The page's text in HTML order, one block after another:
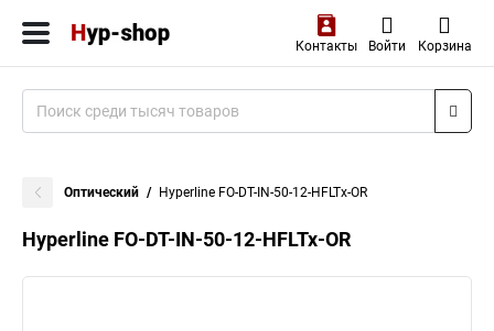
Контакты Войти Корзина
Оптический Hyperline FO-DT-IN-50-12-HFLTx-OR
Hyperline FO-DT-IN-50-12-HFLTx-OR